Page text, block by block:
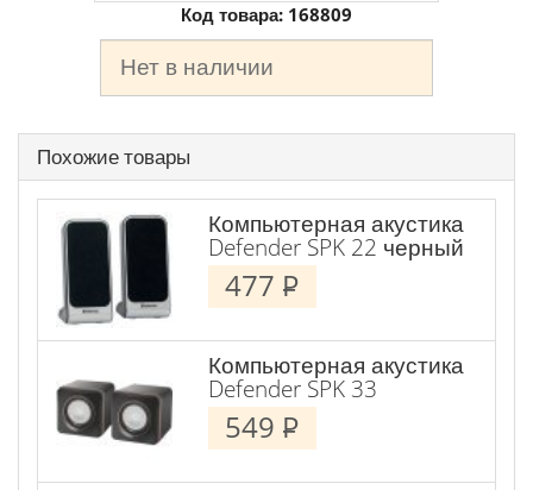
Код товара: 168809
Нет в наличии
Похожие товары
Компьютерная акустика
Defender SPK 22 черный
477 P
Компьютерная акустика
Defender SPK 33
549 P